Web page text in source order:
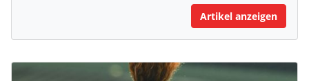
Artikel anzeigen